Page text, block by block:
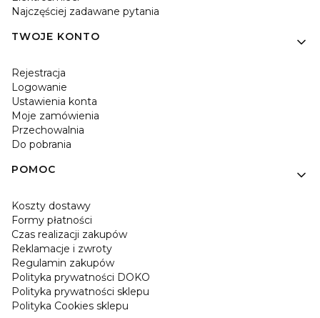
Najczęściej zadawane pytania
TWOJE KONTO
Rejestracja
Logowanie
Ustawienia konta
Moje zamówienia
Przechowalnia
Do pobrania
POMOC
Koszty dostawy
Formy płatności
Czas realizacji zakupów
Reklamacje i zwroty
Regulamin zakupów
Polityka prywatności DOKO
Polityka prywatności sklepu
Polityka Cookies sklepu